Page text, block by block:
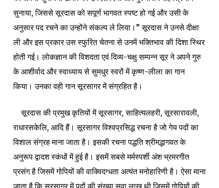
सुनाया, जिससे सूरदास को सपूर्ण भागवत स्पष्ट हो गई और उसी के
अनुसार पद रचने का उन्होंने संकल्प ले लिया।” सूरदास ने उनसे दीक्षा
ली और इस प्रकार उस स्फुरित चेतना से उनमें भक्तिभाव की दिशा स्थिर
होती गई। लोकज्ञान की विशदता एवं दिव्य-चक्षु सम्पन्न सूर ने अपने गुरु
के आशीर्वाद और स्वाध्याय से सुमधुर स्वरों में कृष्ण-लीला का गान
किया। उनका वही गानसूरसागरमें संग्रहित है।
सूरदास की प्रमुख कृतियों मेंसूरसागर,साहित्यलहरी,सूरसारावली,
राधारसकेलि, आदि हैं।सूरसागरविश्वप्रसिद्ध रचना है जो गेय पदों का
विशाल संग्रह माना जाता है। इसकी रचना पद्धतिश्रीमद्भागवतके
अनुरूप द्वादश स्कंधों में हुई है। इसमें सबसे मर्मस्पर्शी अंश भ्रमरगीत
प्रसंग है जिसमें गोपियों की वाक्विदग्धता अत्यंत मनोहारिणी है। ऐसा माना
जाता है किसूरसागरमें पदों की संख्या सवा लाख थी जिसमें गोपियों की